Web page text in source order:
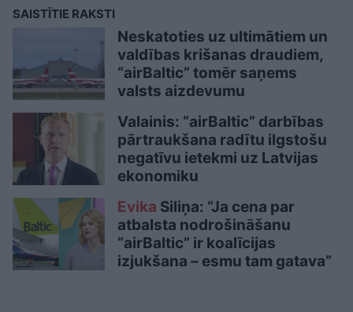
SAISTĪTIE RAKSTI
Neskatoties uz ultimātiem un
valdības krišanas draudiem,
“airBaltic” tomēr saņems
valsts aizdevumu
Valainis: “airBaltic” darbības
pārtraukšana radītu ilgstošu
negatīvu ietekmi uz Latvijas
ekonomiku
Evika Siliņa: “Ja cena par
atbalsta nodrošināšanu
“airBaltic” ir koalīcijas
izjukšana – esmu tam gatava”